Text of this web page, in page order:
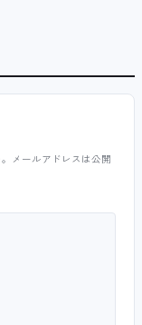
メールアドレスは公開